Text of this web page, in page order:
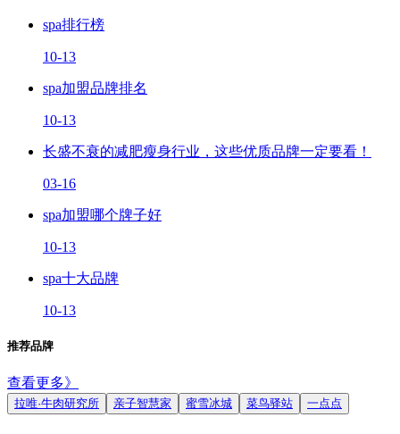
spa排行榜
10-13
spa加盟品牌排名
10-13
长盛不衰的减肥瘦身行业，这些优质品牌一定要看！
03-16
spa加盟哪个牌子好
10-13
spa十大品牌
10-13
推荐品牌
查看更多》
拉唯·牛肉研究所 亲子智慧家 蜜雪冰城 菜鸟驿站 一点点